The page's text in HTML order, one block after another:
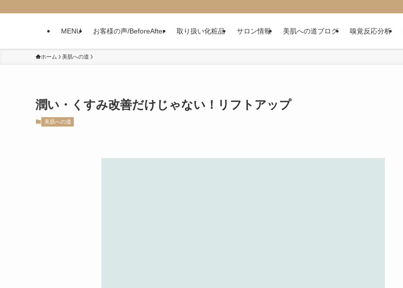
MENU お客様の声/BeforeAfter 取り扱い化粧品 サロン情報 美肌への道ブログ 嗅覚反応分析
ホーム 美肌への道
潤い・くすみ改善だけじゃない！リフトアップ
美肌への道